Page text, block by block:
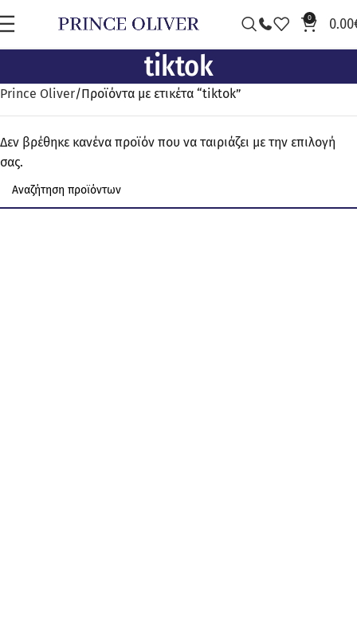
0 0.00
tiktok
Prince Oliver Προϊόντα με ετικέτα “tiktok”
Δεν βρέθηκε κανένα προϊόν που να ταιριάζει με την επιλογή
σας.